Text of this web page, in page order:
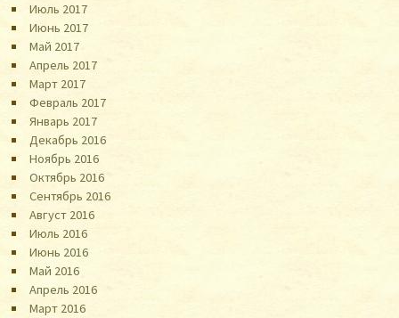
Июль 2017
Июнь 2017
Май 2017
Апрель 2017
Март 2017
Февраль 2017
Январь 2017
Декабрь 2016
Ноябрь 2016
Октябрь 2016
Сентябрь 2016
Август 2016
Июль 2016
Июнь 2016
Май 2016
Апрель 2016
Март 2016